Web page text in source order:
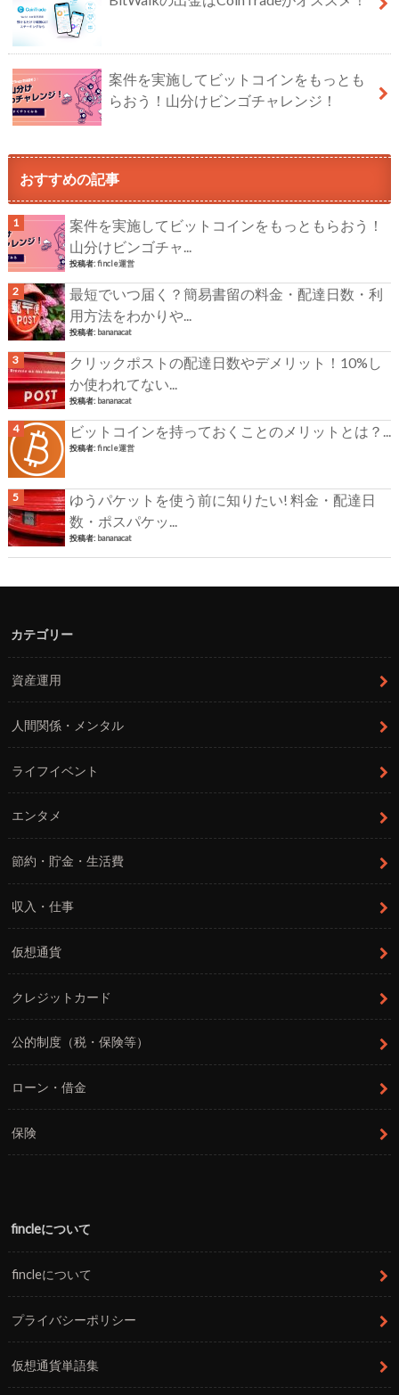
案件を実施してビットコインをもっとも
らおう！山分けビンゴチャレンジ！
おすすめの記事
案件を実施してビットコインをもっともらおう！
山分けビンゴチャ...
投稿者:fincle運営
最短でいつ届く？簡易書留の料金・配達日数・利
用方法をわかりや...
投稿者: bananacat
クリックポストの配達日数やデメリット！10%し
か使われてない...
投稿者: bananacat
ビットコインを持っておくことのメリットとは？...
投稿者:fincle運営
ゆうパケットを使う前に知りたい! 料金・配達日
数・ポスパケッ...
投稿者: bananacat
カテゴリー
資産運用
人間関係・メンタル
ライフイベント
エンタメ
節約・貯金・生活費
収入・仕事
仮想通貨
クレジットカード
公的制度（税・保険等）
ローン・借金
保険
fincleについて
fincleについて
プライバシーポリシー
仮想通貨単語集